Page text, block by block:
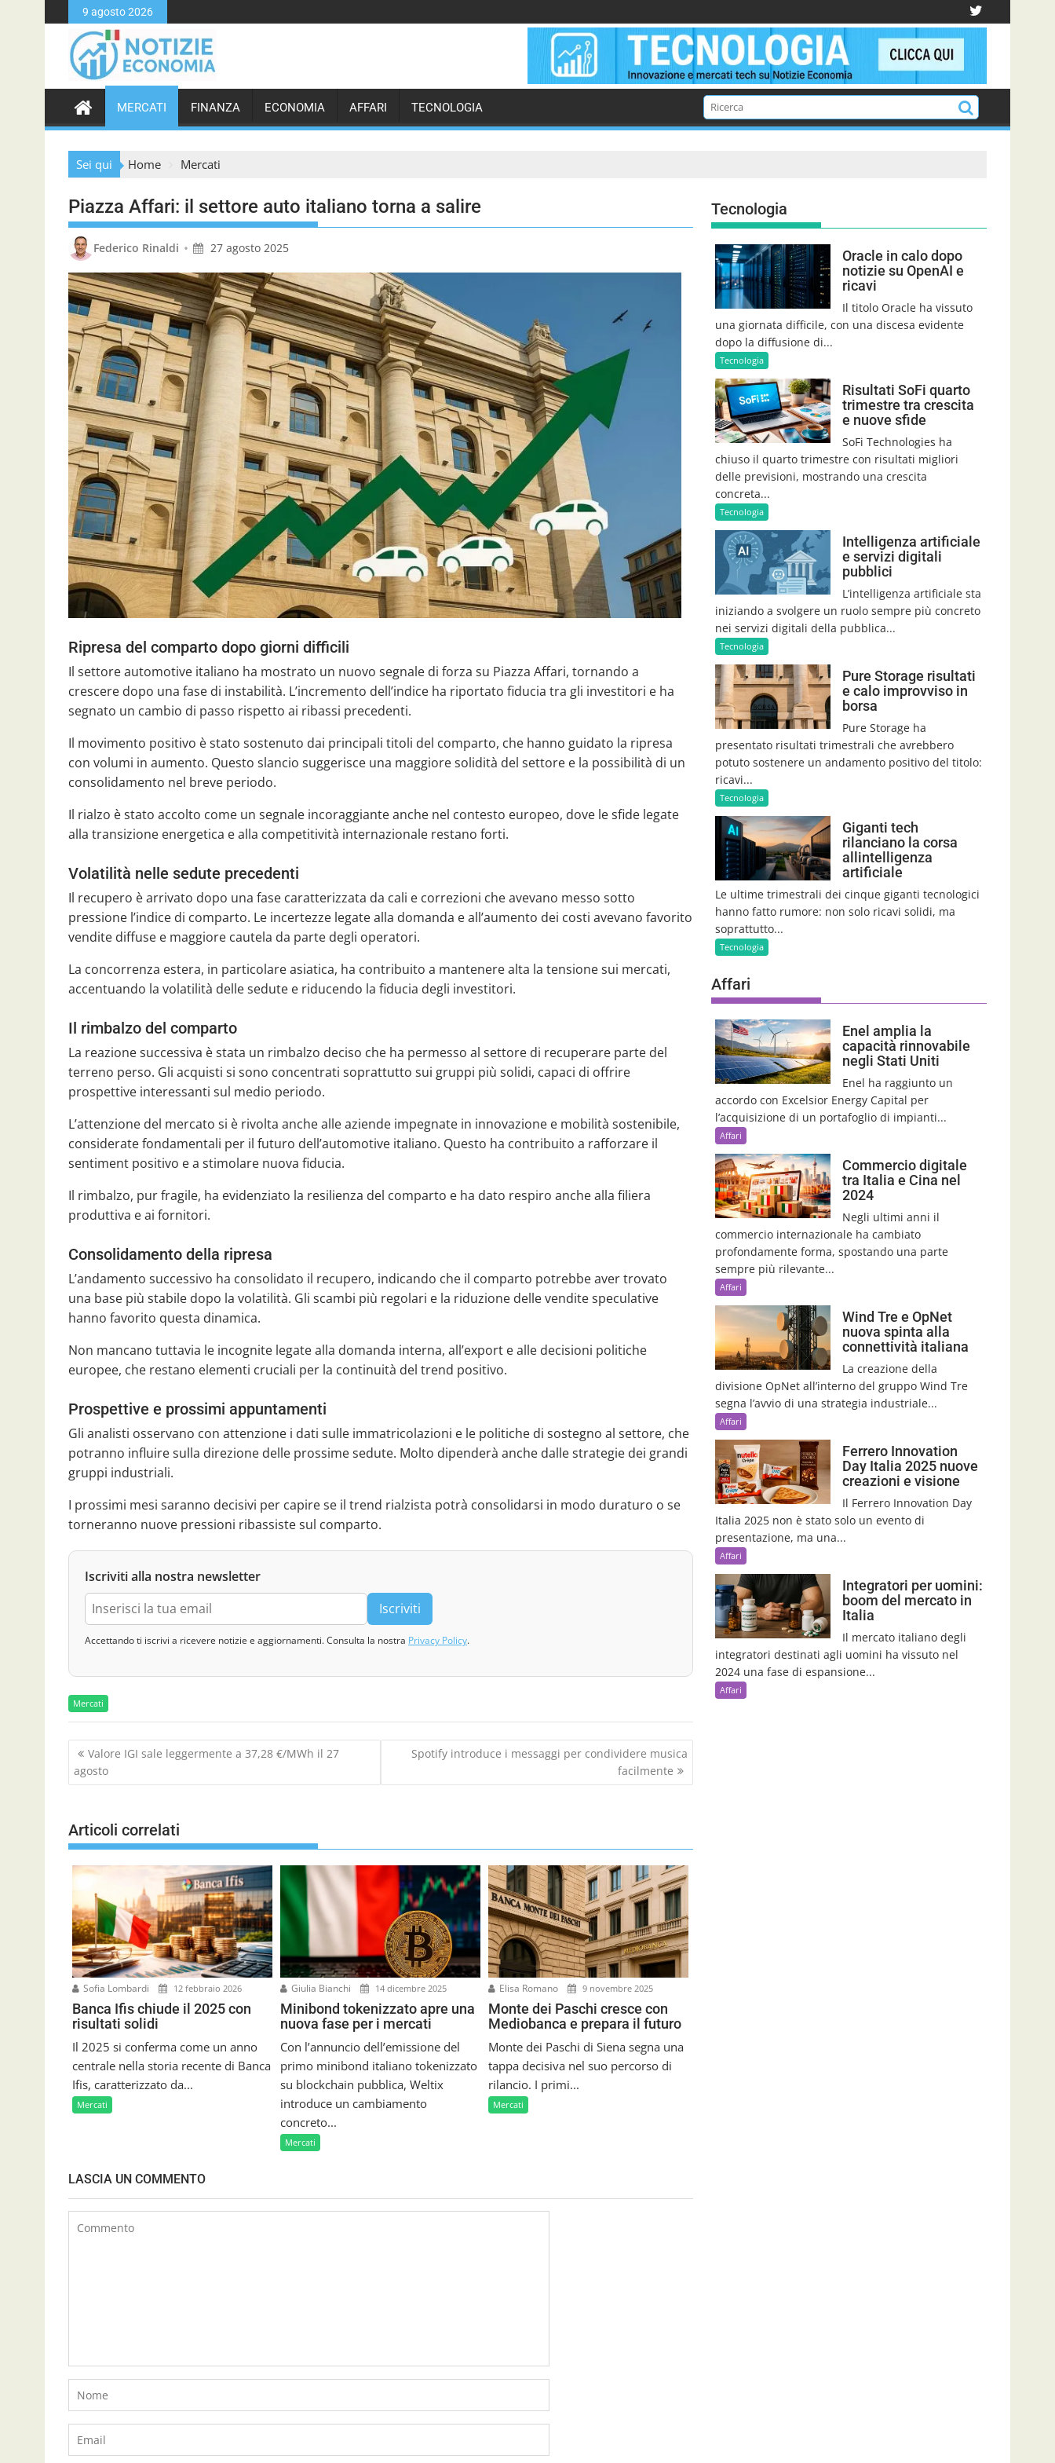
k
t
c
9 agosto 2026
MERCATI FINANZA ECONOMIA AFFARI TECNOLOGIA
Sei qui Home Mercati
Piazza Affari: il settore auto italiano torna a salire
Federico Rinaldi • 27 agosto 2025
Ripresa del comparto dopo giorni difficili
Il settore automotive italiano ha mostrato un nuovo segnale di forza su Piazza Affari, tornando a
crescere dopo una fase di instabilità. L’incremento dell’indice ha riportato fiducia tra gli investitori e ha
segnato un cambio di passo rispetto ai ribassi precedenti.
Il movimento positivo è stato sostenuto dai principali titoli del comparto, che hanno guidato la ripresa
con volumi in aumento. Questo slancio suggerisce una maggiore solidità del settore e la possibilità di un
consolidamento nel breve periodo.
Il rialzo è stato accolto come un segnale incoraggiante anche nel contesto europeo, dove le sfide legate
alla transizione energetica e alla competitività internazionale restano forti.
Volatilità nelle sedute precedenti
Il recupero è arrivato dopo una fase caratterizzata da cali e correzioni che avevano messo sotto
pressione l’indice di comparto. Le incertezze legate alla domanda e all’aumento dei costi avevano favorito
vendite diffuse e maggiore cautela da parte degli operatori.
La concorrenza estera, in particolare asiatica, ha contribuito a mantenere alta la tensione sui mercati,
accentuando la volatilità delle sedute e riducendo la fiducia degli investitori.
Il rimbalzo del comparto
La reazione successiva è stata un rimbalzo deciso che ha permesso al settore di recuperare parte del
terreno perso. Gli acquisti si sono concentrati soprattutto sui gruppi più solidi, capaci di offrire
prospettive interessanti sul medio periodo.
L’attenzione del mercato si è rivolta anche alle aziende impegnate in innovazione e mobilità sostenibile,
considerate fondamentali per il futuro dell’automotive italiano. Questo ha contribuito a rafforzare il
sentiment positivo e a stimolare nuova fiducia.
Il rimbalzo, pur fragile, ha evidenziato la resilienza del comparto e ha dato respiro anche alla filiera
produttiva e ai fornitori.
Consolidamento della ripresa
L’andamento successivo ha consolidato il recupero, indicando che il comparto potrebbe aver trovato
una base più stabile dopo la volatilità. Gli scambi più regolari e la riduzione delle vendite speculative
hanno favorito questa dinamica.
Non mancano tuttavia le incognite legate alla domanda interna, all’export e alle decisioni politiche
europee, che restano elementi cruciali per la continuità del trend positivo.
Prospettive e prossimi appuntamenti
Gli analisti osservano con attenzione i dati sulle immatricolazioni e le politiche di sostegno al settore, che
potranno influire sulla direzione delle prossime sedute. Molto dipenderà anche dalle strategie dei grandi
gruppi industriali.
I prossimi mesi saranno decisivi per capire se il trend rialzista potrà consolidarsi in modo duraturo o se
torneranno nuove pressioni ribassiste sul comparto.
Iscriviti alla nostra newsletter
Iscriviti
Accettando ti iscrivi a ricevere notizie e aggiornamenti. Consulta la nostra Privacy Policy.
Mercati
N
a
v
g
a
z
o
n
e
a
r
t
c
o
Valore IGI sale leggermente a 37,28 €/MWh il 27
agosto
Spotify introduce i messaggi per condividere musica
facilmente
Articoli correlati
Sofia Lombardi 12 febbraio 2026
Banca Ifis chiude il 2025 con
risultati solidi
Il 2025 si conferma come un anno
centrale nella storia recente di Banca
Ifis, caratterizzato da...
Mercati
Giulia Bianchi 14 dicembre 2025
Minibond tokenizzato apre una
nuova fase per i mercati
Con l’annuncio dell’emissione del
primo minibond italiano tokenizzato
su blockchain pubblica, Weltix
introduce un cambiamento
concreto...
Mercati
Elisa Romano 9 novembre 2025
Monte dei Paschi cresce con
Mediobanca e prepara il futuro
Monte dei Paschi di Siena segna una
tappa decisiva nel suo percorso di
rilancio. I primi...
Mercati
LASCIA UN COMMENTO
Tecnologia
Oracle in calo dopo
notizie su OpenAI e
ricavi
Il titolo Oracle ha vissuto
una giornata difficile, con una discesa evidente
dopo la diffusione di...
Tecnologia
Risultati SoFi quarto
trimestre tra crescita
e nuove sfide
SoFi Technologies ha
chiuso il quarto trimestre con risultati migliori
delle previsioni, mostrando una crescita
concreta...
Tecnologia
Intelligenza artificiale
e servizi digitali
pubblici
L’intelligenza artificiale sta
iniziando a svolgere un ruolo sempre più concreto
nei servizi digitali della pubblica...
Tecnologia
Pure Storage risultati
e calo improvviso in
borsa
Pure Storage ha
presentato risultati trimestrali che avrebbero
potuto sostenere un andamento positivo del titolo:
ricavi...
Tecnologia
Giganti tech
rilanciano la corsa
allintelligenza
artificiale
Le ultime trimestrali dei cinque giganti tecnologici
hanno fatto rumore: non solo ricavi solidi, ma
soprattutto...
Tecnologia
Affari
Enel amplia la
capacità rinnovabile
negli Stati Uniti
Enel ha raggiunto un
accordo con Excelsior Energy Capital per
l’acquisizione di un portafoglio di impianti...
Affari
Commercio digitale
tra Italia e Cina nel
2024
Negli ultimi anni il
commercio internazionale ha cambiato
profondamente forma, spostando una parte
sempre più rilevante...
Affari
Wind Tre e OpNet
nuova spinta alla
connettività italiana
La creazione della
divisione OpNet all’interno del gruppo Wind Tre
segna l’avvio di una strategia industriale...
Affari
Ferrero Innovation
Day Italia 2025 nuove
creazioni e visione
Il Ferrero Innovation Day
Italia 2025 non è stato solo un evento di
presentazione, ma una...
Affari
Integratori per uomini:
boom del mercato in
Italia
Il mercato italiano degli
integratori destinati agli uomini ha vissuto nel
2024 una fase di espansione...
Affari